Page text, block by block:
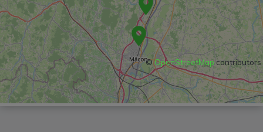
©OpenStreetMap contributors